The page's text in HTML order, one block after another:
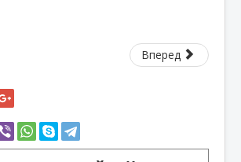
Вперед